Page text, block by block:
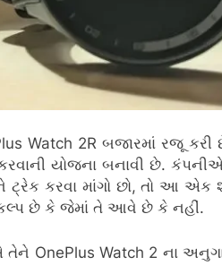
Watch 2R બજારમાં રજૂ
યોજના બનાવી છે.
કરવા માંગો છો, તો આ એક
છે કે જેમાં તે આવે છે કે નહીં.
OnePlus Watch 2 ના